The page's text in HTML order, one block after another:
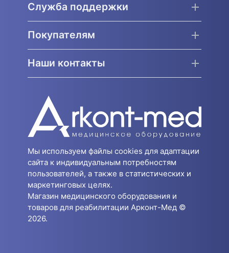
Служба поддержки
Покупателям
Наши контакты
Мы используем файлы cookies для адаптации
сайта к индивидуальным потребностям
пользователей, а также в статистических и
маркетинговых целях.
Магазин медицинского оборудования и
товаров для реабилитации Арконт-Мед ©
2026.